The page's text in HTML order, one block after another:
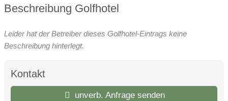
Beschreibung Golfhotel
Leider hat der Betreiber dieses Golfhotel-Eintrags keine
Beschreibung hinterlegt.
Kontakt
unverb. Anfrage senden